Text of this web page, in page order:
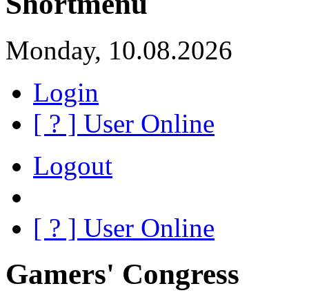
Monday, 10.08.2026
Login
[ ? ] User Online
Logout
[ ? ] User Online
Gamers' Congress